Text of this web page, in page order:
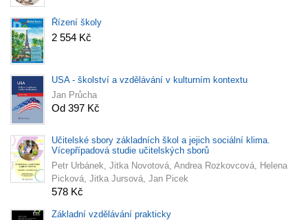
Řízení školy
2 554 Kč
USA - školství a vzdělávání v kulturním kontextu
Jan Průcha
Od 397 Kč
Učitelské sbory základních škol a jejich sociální klima.
Vícepřípadová studie učitelských sborů
Petr Urbánek, Jitka Novotová, Andrea Rozkovcová, Helena
Picková, Jitka Jursová, Jan Picek
578 Kč
Základní vzdělávání prakticky